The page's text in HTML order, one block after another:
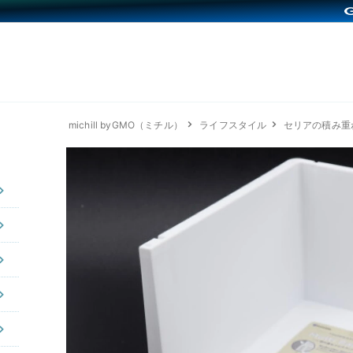
michill byGMO（ミチル） ライフスタイル セリアの積み